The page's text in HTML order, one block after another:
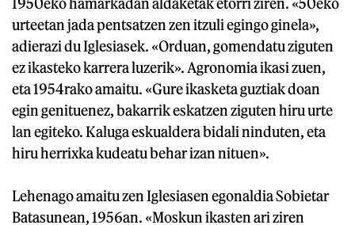
urteetan jada pentsatzen zen itzuli egingo ginela»,
adierazi du Iglesiasek. «Orduan, gomendatu ziguten
ez ikasteko karrera luzerik». Agronomia ikasi zuen,
eta 1954rako amaitu. «Gure ikasketa guztiak doan
egin genituenez, bakarrik eskatzen ziguten hiru urte
lan egiteko. Kaluga eskualdera bidali ninduten, eta
hiru herrixka kudeatu behar izan nituen».
Lehenago amaitu zen Iglesiasen egonaldia Sobietar
Batasunean, 1956an. «Moskun ikasten ari ziren